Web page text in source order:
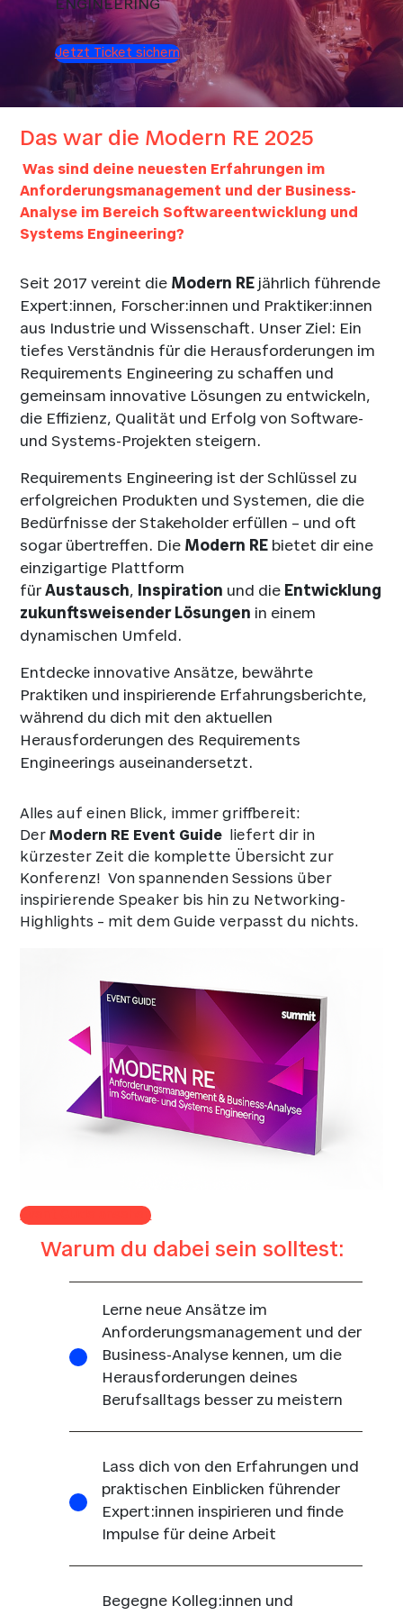
ENGINEERING
Jetzt Ticket sichern
Das war die Modern RE 2025
Was sind deine neuesten Erfahrungen im
Anforderungsmanagement und der Business-
Analyse im Bereich Softwareentwicklung und
Systems Engineering?
Seit 2017 vereint die Modern RE jährlich führende
Expert:innen, Forscher:innen und Praktiker:innen
aus Industrie und Wissenschaft. Unser Ziel: Ein
tiefes Verständnis für die Herausforderungen im
Requirements Engineering zu schaffen und
gemeinsam innovative Lösungen zu entwickeln,
die Effizienz, Qualität und Erfolg von Software-
und Systems-Projekten steigern.
Requirements Engineering ist der Schlüssel zu
erfolgreichen Produkten und Systemen, die die
Bedürfnisse der Stakeholder erfüllen – und oft
sogar übertreffen. Die Modern RE bietet dir eine
einzigartige Plattform
fürAustausch, Inspiration und die Entwicklung
zukunftsweisender Lösungen in einem
dynamischen Umfeld.
Entdecke innovative Ansätze, bewährte
Praktiken und inspirierende Erfahrungsberichte,
während du dich mit den aktuellen
Herausforderungen des Requirements
Engineerings auseinandersetzt.
Alles auf einen Blick, immer griffbereit:
DerModern RE Event Guide liefert dir in
kürzester Zeit die komplette Übersicht zur
Konferenz! Von spannenden Sessions über
inspirierende Speaker bis hin zu Networking-
Highlights – mit dem Guide verpasst du nichts.
Event Guide ansehen
Warum du dabei sein solltest:
Lerne neue Ansätze im
Anforderungsmanagement und der
Business-Analyse kennen, um die
Herausforderungen deines
Berufsalltags besser zu meistern
Lass dich von den Erfahrungen und
praktischen Einblicken führender
Expert:innen inspirieren und finde
Impulse für deine Arbeit
Begegne Kolleg:innen und